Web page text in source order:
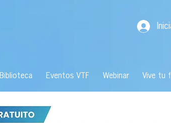
Biblioteca Eventos VTF Webinar Vive tu